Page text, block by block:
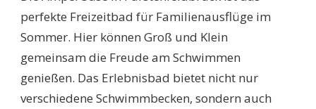
perfekte Freizeitbad für Familienausflüge im
Sommer. Hier können Groß und Klein
gemeinsam die Freude am Schwimmen
genießen. Das Erlebnisbad bietet nicht nur
verschiedene Schwimmbecken, sondern auch